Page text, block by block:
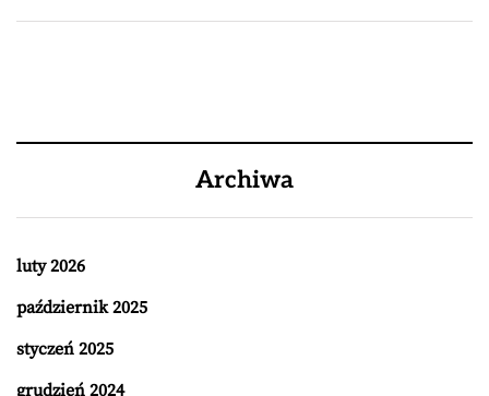
Archiwa
luty 2026
październik 2025
styczeń 2025
grudzień 2024